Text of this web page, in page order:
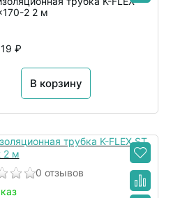
2 2 м
₽
В корзину
0 отзывов